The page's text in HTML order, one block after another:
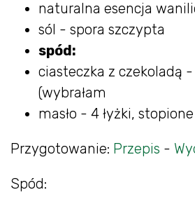
naturalna esencja
sól - spora szczypta
spód:
ciasteczka z czekoladą -
(wybrałam
masło - 4 łyżki, stopione
Przygotowanie: Przepis -
Spód: